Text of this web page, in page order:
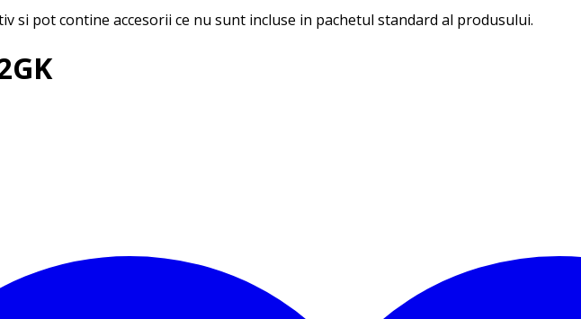
si pot contine accesorii ce nu sunt incluse in pachetul standard al produsului.